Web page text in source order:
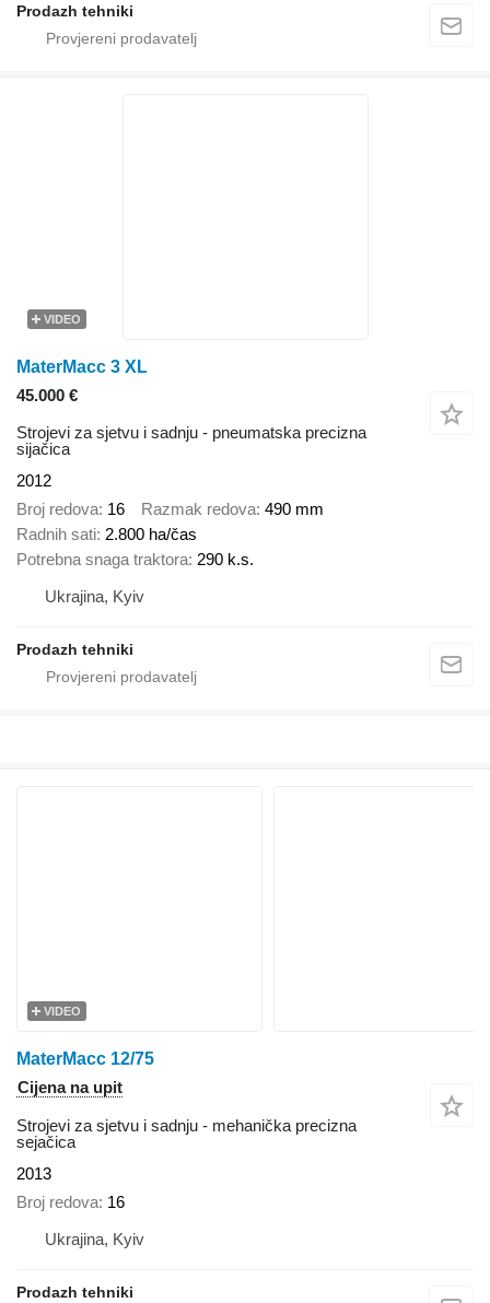
Prodazh tehniki
VIDEO
MaterMacc 3 XL
45.000 €
Strojevi za sjetvu i sadnju - pneumatska precizna
sijačica
2012
Broj redova 16 Razmak redova 490 mm
Radnih sati 2.800 ha/čas
Potrebna snaga traktora 290 k.s.
Ukrajina, Kyiv
Prodazh tehniki
VIDEO
MaterMacc 12/75
Cijena na upit
Strojevi za sjetvu i sadnju - mehanička precizna
sejačica
2013
Broj redova 16
Ukrajina, Kyiv
Prodazh tehniki